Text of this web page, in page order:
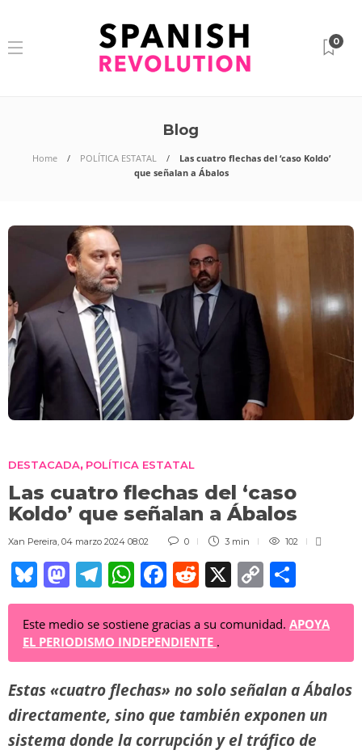
0
Blog
Home POLÍTICA ESTATAL
Las cuatro flechas del ‘caso Koldo’
que señalan a Ábalos
DESTACADA, POLÍTICA ESTATAL
Las cuatro flechas del ‘caso
Koldo’ que señalan a Ábalos
Xan Pereira 04 marzo 2024 08:02 0 3 min 102
Bl
u
e
sk
y
M
a
st
o
d
o
n
T
el
e
gr
a
m
W
h
at
s
A
p
p
F
a
c
e
b
o
o
R
e
d
di
t
X C
o
p
Li
n
k
o
m
ar
tir
Este medio se sostiene gracias a su comunidad. APOYA
EL PERIODISMO INDEPENDIENTE .
Estas «cuatro flechas» no solo señalan a Ábalos
directamente, sino que también exponen un
sistema donde la corrupción y el tráfico de